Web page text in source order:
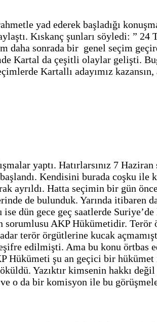
yad ederek başladığı
Kıskanç şunları söyledi: ” 24
sonrada bir genel seçim
Kartal da çeşitli olaylar gelişti.
Kartallı adayımız kazansın,
yaptı. Hatırlarsınız 7
Kendisini burada coşku ile
ayrıldı. Hatta seçimin bir gün
de bulunduk. Yarında itibaren
dün gece geç saatlerde Suriye’de
sorumlusu AKP Hükümetidir.
terör örgütlerine kucak
edilmişti. Ama bu konu örtbas
Hükümeti şu an geçici bir hükümet
Yazıktır kimsenin hakkı
o da bir komisyon ile bu